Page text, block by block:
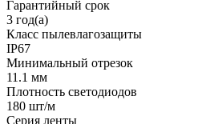
Гарантийный срок
3 год(а)
Класс пылевлагозащиты
IP67
Минимальный отрезок
11.1 мм
Плотность светодиодов
180 шт/м
Серия ленты